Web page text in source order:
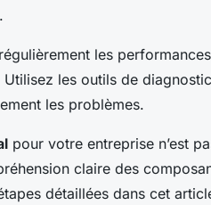
les
les outils de
les problèmes.
pour votre entreprise n’est
claire des
détaillées dans cet